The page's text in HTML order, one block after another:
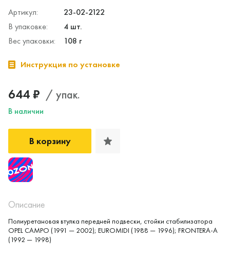
Артикул:
23-02-2122
В упаковке:
4 шт.
Вес упаковки:
108 г
Инструкция по установке
644 ₽ / упак.
В наличии
В корзину
Описание
Полиуретановая втулка передней подвески, стойки стабилизатора
OPEL CAMPO (1991 — 2002); EUROMIDI (1988 — 1996); FRONTERA-A
(1992 — 1998)